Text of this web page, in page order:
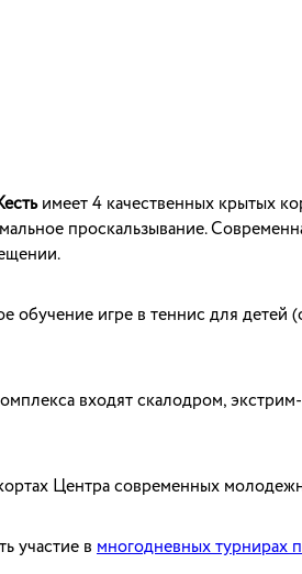
имеет 4 качественных крытых
проскальзывание.
обучение игре в теннис для детей
входят скалодром,
Центра современных
участие в многодневных турнирах